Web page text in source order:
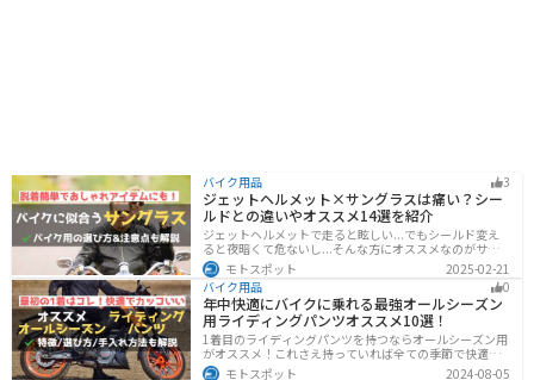
バイク用品 3
ジェットヘルメット×サングラスは痛い？シー
ルドとの違いやオススメ14選を紹介
ジェットヘルメットで走ると眩しい...でもシールド変え
ると夜暗くて危ないし...そんな方にオススメなのがサン
グラスです！サングラスなら付け外しが自由で、眩しい
時だけ使えます。バイクを降りてからのファッションと
しても使えるおしゃれアイテムです。
モトスポット
2025-02-21
バイク用品
0
年中快適にバイクに乗れる最強オールシーズン
用ライディングパンツオススメ10選！
1着目のライディングパンツを持つならオールシーズン用
がオススメ！これさえ持っていれば全ての季節で快適に
ツーリングできます。快適性だけでなく、機能性やデザ
モトスポット
2024-08-05